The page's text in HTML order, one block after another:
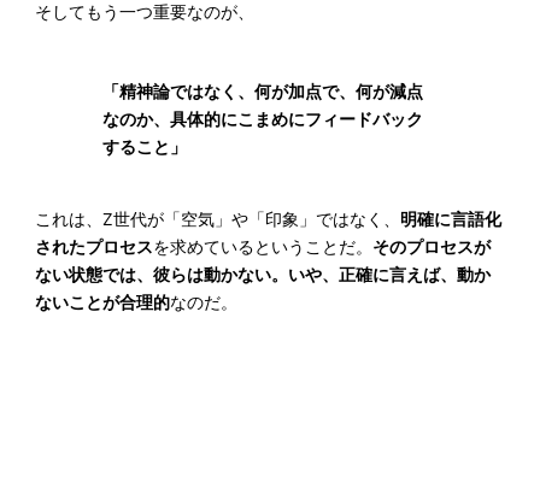
そしてもう一つ重要なのが、
「精神論ではなく、何が加点で、何が減点
なのか、具体的にこまめにフィードバック
すること」
これは、Z世代が「空気」や「印象」ではなく、 明確に言語化
されたプロセスを求めているということだ。 そのプロセスが
ない状態では、彼らは動かない。いや、正確に言えば、動か
ないことが合理的なのだ。